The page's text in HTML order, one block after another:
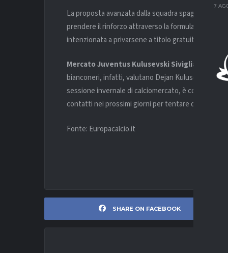
7
La proposta avanzata dalla squadra spagnola e
prendere il rinforzo attraverso la formula del
intenzionata a privarsene a titolo gratuito e valuta
Mercato Juventus KulusevskiSiviglia
–
bianconeri, infatti, valutano Dejan Kulusevski
sessione invernale di calciomercato, è
contatti nei prossimi giorni per tentare di trovare un
Fonte: Europacalcio.it
SHARE ON FACEBOOK